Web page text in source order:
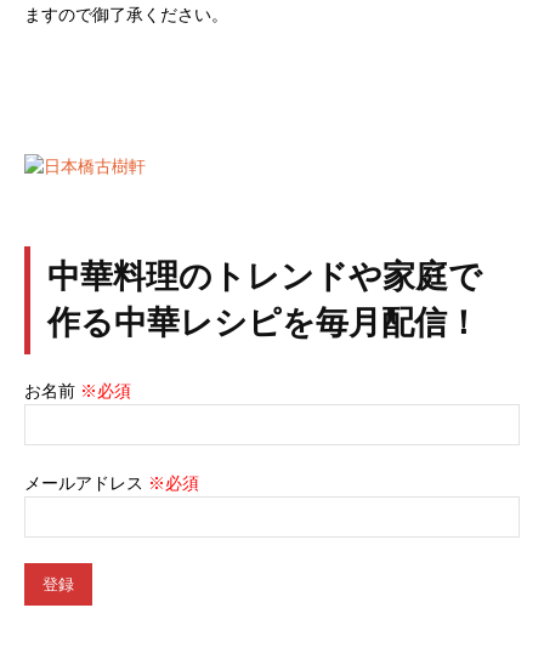
ますので御了承ください。
中華料理のトレンドや家庭で
作る中華レシピを毎月配信！
お名前 ※必須
メールアドレス ※必須